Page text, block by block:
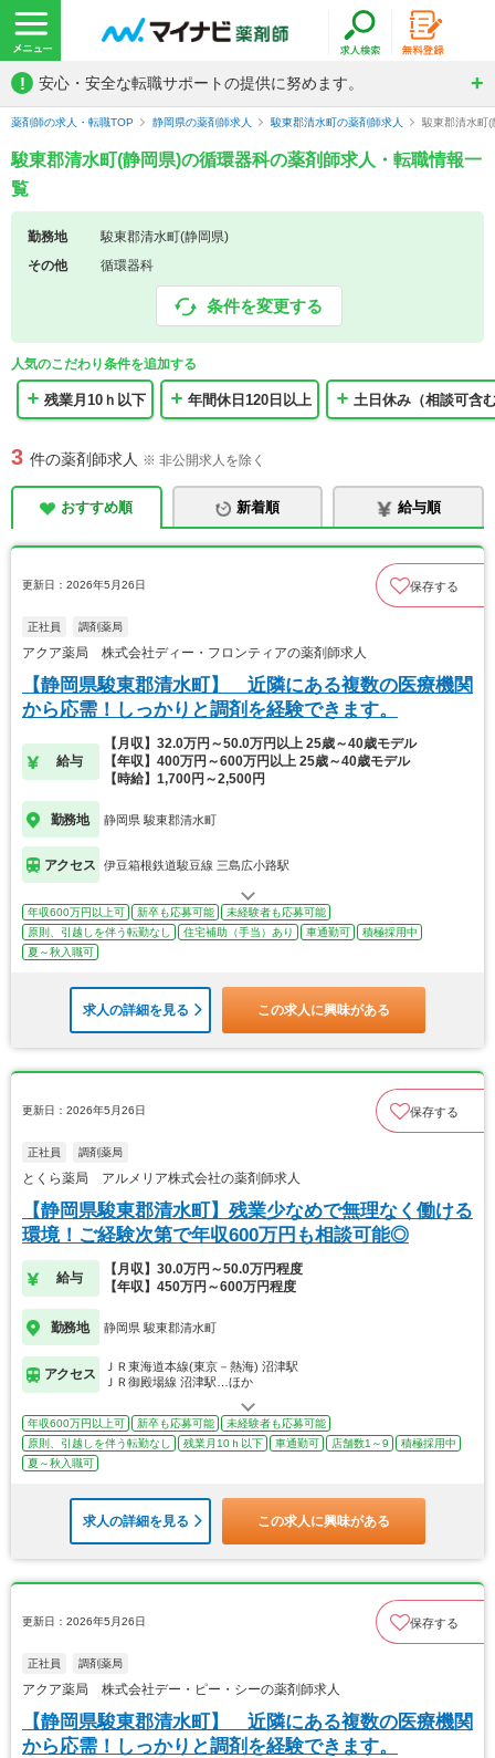
! 安心・安全な転職サポートの提供に努めます。
薬剤師の求人・転職TOP 静岡県の薬剤師求人 駿東郡清水町の薬剤師求人 駿東郡清水町(
駿東郡清水町(静岡県)の循環器科の薬剤師求人・転職情報一
覧
勤務地
駿東郡清水町(静岡県)
その他
循環器科
条件を変更する
人気のこだわり条件を追加する
残業月10ｈ以下 年間休日120日以上 土日休み（相談可含
3 件の薬剤師求人 ※ 非公開求人を除く
おすすめ順 新着順 給与順
更新日：2026年5月26日 保存する
正社員 調剤薬局
アクア薬局 株式会社ディー・フロンティアの薬剤師求人
【静岡県駿東郡清水町】 近隣にある複数の医療機関
から応需！しっかりと調剤を経験できます。
給与
【月収】32.0万円～50.0万円以上 25歳～40歳モデル
【年収】400万円～600万円以上 25歳～40歳モデル
【時給】1,700円～2,500円
勤務地 静岡県 駿東郡清水町
アクセス 伊豆箱根鉄道駿豆線 三島広小路駅
年収600万円以上可 新卒も応募可能
未経験者も応募可能
原則、引越しを伴う転勤なし
住宅補助（手当）あり 車通勤可
積極採用中
夏～秋入職可
求人の詳細を見る この求人に興味がある
更新日：2026年5月26日 保存する
正社員 調剤薬局
とくら薬局 アルメリア株式会社の薬剤師求人
【静岡県駿東郡清水町】残業少なめで無理なく働ける
環境！ご経験次第で年収600万円も相談可能◎
給与
【月収】30.0万円～50.0万円程度
【年収】450万円～600万円程度
勤務地 静岡県 駿東郡清水町
アクセス
ＪＲ東海道本線(東京－熱海) 沼津駅
ＪＲ御殿場線 沼津駅…ほか
年収600万円以上可 新卒も応募可能
未経験者も応募可能
原則、引越しを伴う転勤なし
残業月10ｈ以下 車通勤可 店舗数1～9
積極採用中
夏～秋入職可
求人の詳細を見る この求人に興味がある
更新日：2026年5月26日 保存する
正社員 調剤薬局
アクア薬局 株式会社デー・ピー・シーの薬剤師求人
【静岡県駿東郡清水町】 近隣にある複数の医療機関
から応需！しっかりと調剤を経験できます。